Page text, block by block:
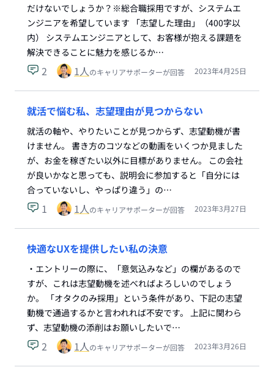
だけないでしょうか？※総合職採用ですが、システムエ
ンジニアを希望しています 「志望した理由」（400字以
内） システムエンジニアとして、お客様が抱える課題を
解決できることに魅力を感じるか…
2 1人のキャリアサポーターが回答 2023年4月25日
就活で悩む私、志望理由が見つからない
就活の軸や、やりたいことが見つからず、志望動機が書
けません。 書き方のコツなどの動画をいくつか見ました
が、お金を稼ぎたい以外に目標がありません。 この会社
が良いかなと思っても、説明会に参加すると「自分には
合っていないし、やっぱり違う」の…
1 1人のキャリアサポーターが回答 2023年3月27日
快適なUXを提供したい私の決意
・エントリーの際に、「意気込みなど」の欄があるので
すが、これは志望動機を述べればよろしいのでしょう
か。 「オタクのみ採用」という条件があり、下記の志望
動機で通過するかと言われれば不安です。 上記に関わら
ず、志望動機の添削はお願いしたいで…
2 1人のキャリアサポーターが回答 2023年3月26日